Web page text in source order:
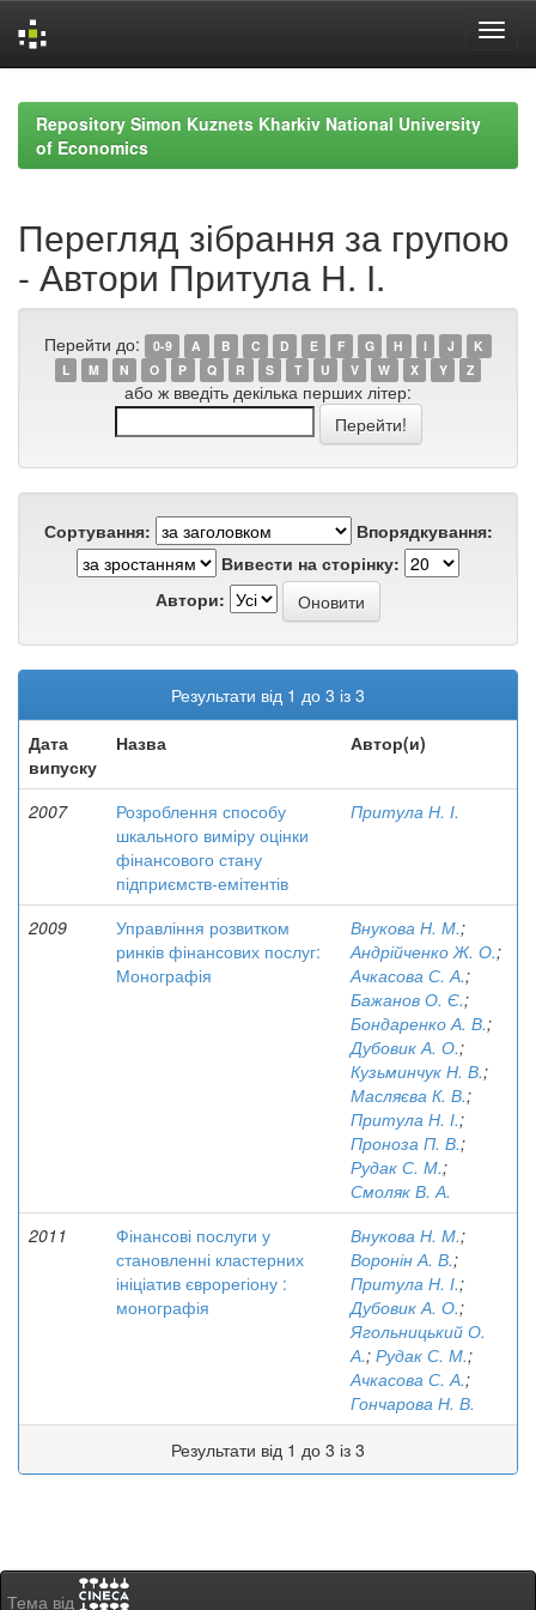
navigationRepository Simon Kuznets Kharkiv National University
of Economics
Перегляд зібрання за групою
- Автори Притула Н. І.
Перейти до: 0-9 A B C D E F G H I J
K
L
M N O P Q R S T U V W X Y Z
або ж введіть декілька перших літер:
Сортування:
Впорядкування:
Вивести на сторінку:
Автори:
Результати від 1 до 3 із 3
Дата
випуску
Назва Автор(и)
2007
Розроблення способу
шкального виміру оцінки
фінансового стану
підприємств-емітентів
Притула Н. І.
2009
Управління розвитком
ринків фінансових послуг:
Монографія
Внукова Н. М.;
Андрійченко Ж. О.;
Ачкасова С. А.;
Бажанов О. Є.;
Бондаренко А. В.;
Дубовик А. О.;
Кузьминчук Н. В.;
Масляєва К. В.;
Притула Н. І.;
Проноза П. В.;
Рудак С. М.;
Смоляк В. А.
2011
Фінансові послуги у
становленні кластерних
ініціатив єврорегіону :
монографія
Внукова Н. М.;
Воронін А. В.;
Притула Н. І.;
Дубовик А. О.;
Ягольницький О.
А.; Рудак С. М.;
Ачкасова С. А.;
Гончарова Н. В.
Результати від 1 до 3 із 3
Тема від